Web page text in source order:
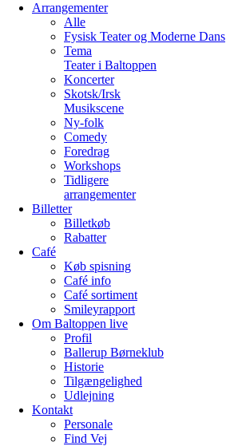
Arrangementer
Alle
Fysisk Teater og Moderne Dans
Tema
Teater i Baltoppen
Koncerter
Skotsk/Irsk
Musikscene
Ny-folk
Comedy
Foredrag
Workshops
Tidligere
arrangementer
Billetter
Billetkøb
Rabatter
Café
Køb spisning
Café info
Café sortiment
Smileyrapport
Om Baltoppen live
Profil
Ballerup Børneklub
Historie
Tilgængelighed
Udlejning
Kontakt
Personale
Find Vej